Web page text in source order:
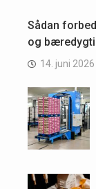
Sådan
og
14. juni 2026